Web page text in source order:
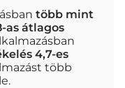
több mint
as átlagos
4,7-es
több